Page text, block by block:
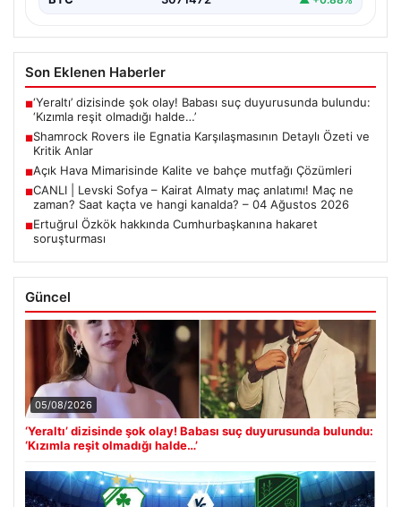
Son Eklenen Haberler
■‘Yeraltı’ dizisinde şok olay! Babası suç duyurusunda bulundu:
‘Kızımla reşit olmadığı halde…’
■Shamrock Rovers ile Egnatia Karşılaşmasının Detaylı Özeti ve
Kritik Anlar
■Açık Hava Mimarisinde Kalite ve bahçe mutfağı Çözümleri
■CANLI | Levski Sofya – Kairat Almaty maç anlatımı! Maç ne
zaman? Saat kaçta ve hangi kanalda? – 04 Ağustos 2026
■Ertuğrul Özkök hakkında Cumhurbaşkanına hakaret
soruşturması
Güncel
05/08/2026
‘Yeraltı’ dizisinde şok olay! Babası suç duyurusunda bulundu:
‘Kızımla reşit olmadığı halde…’